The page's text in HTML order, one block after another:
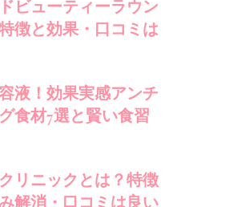
ビューティーラウン
徴と効果・口コミは
液！効果実感アンチ
食材7選と賢い食習
リニックとは？特徴
解消・口コミは良い